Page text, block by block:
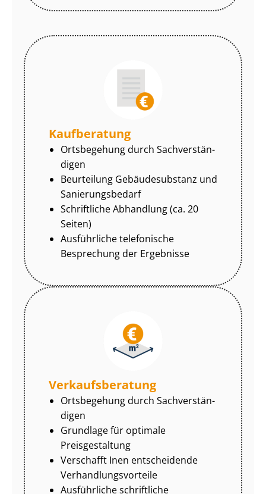
Kaufberatung
Ortsbegehung durch Sach­ver­stän­
di­gen
Beurteilung Gebäudesubstanz und
Sa­nie­rungs­be­darf
Schriftliche Abhandlung (ca. 20
Seiten)
Ausführliche telefonische
Besprechung der Ergebnisse
Ver­kaufs­be­ra­tung
Ortsbegehung durch Sach­ver­stän­
di­gen
Grundlage für optimale
Preisgestaltung
Verschafft Inen entscheidende
Ver­hand­lungs­vor­tei­le
Ausführliche schriftliche